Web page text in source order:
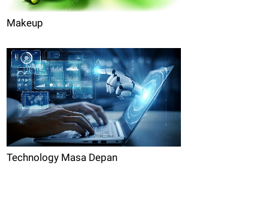
Makeup
Technology Masa Depan